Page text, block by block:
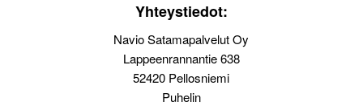
Yhteystiedot:
Navio Satamapalvelut Oy
Lappeenrannantie 638
52420 Pellosniemi
Puhelin